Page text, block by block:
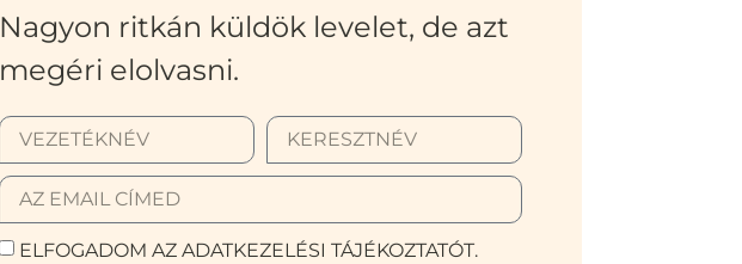
Nagyon ritkán küldök levelet, de azt
megéri elolvasni.
ELFOGADOM AZ ADATKEZELÉSI TÁJÉKOZTATÓT.